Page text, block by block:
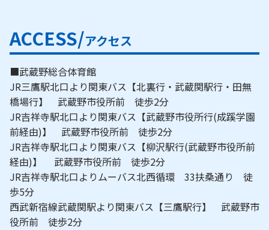
ACCESS/アクセス
■武蔵野総合体育館
JR三鷹駅北口より関東バス【北裏行・武蔵関駅行・田無
橋場行】 武蔵野市役所前 徒歩2分
JR吉祥寺駅北口より関東バス【武蔵野市役所行(成蹊学園
前経由)】 武蔵野市役所前 徒歩2分
JR吉祥寺駅北口より関東バス【柳沢駅行(武蔵野市役所前
経由)】 武蔵野市役所前 徒歩2分
JR吉祥寺駅北口よりムーバス北西循環 33扶桑通り 徒
歩5分
西武新宿線武蔵関駅より関東バス【三鷹駅行】 武蔵野市
役所前 徒歩2分